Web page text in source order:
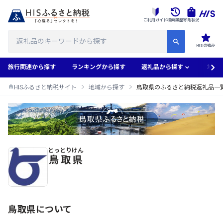
HISの強み
ご利用ガイド検索履歴寄附状況
旅行関連から探す ランキングから探す 返礼品から探す 地域
HISふるさと納税サイト 地域から探す 鳥取県のふるさと納税返礼品一
鳥取県のふるさと納税返礼品一覧
鳥取県
とっとりけん
鳥取県について